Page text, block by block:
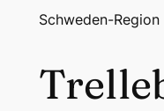
Schweden-Region